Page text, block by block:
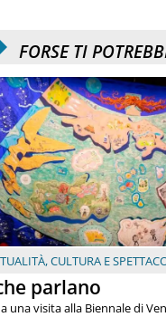
FORSE TI
,CULTURA E
parlano
una visita alla Biennale di